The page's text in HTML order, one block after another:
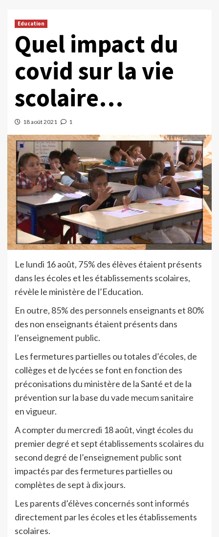
Education
Quel impact du
covid sur la vie
scolaire…
18 août 2021 1
Le lundi 16 août, 75% des élèves étaient présents
dans les écoles et les établissements scolaires,
révèle le ministère de l’Education.
En outre, 85% des personnels enseignants et 80%
des non enseignants étaient présents dans
l’enseignement public.
Les fermetures partielles ou totales d’écoles, de
collèges et de lycées se font en fonction des
préconisations du ministère de la Santé et de la
prévention sur la base du vade mecum sanitaire
en vigueur.
A compter du mercredi 18 août, vingt écoles du
premier degré et sept établissements scolaires du
second degré de l’enseignement public sont
impactés par des fermetures partielles ou
complètes de sept à dix jours.
Les parents d’élèves concernés sont informés
directement par les écoles et les établissements
scolaires.